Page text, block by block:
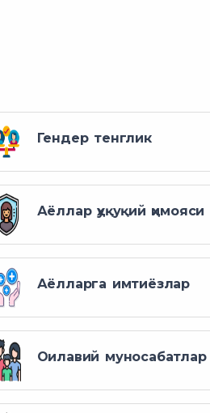
Гендер тенглик
Аёллар ҳуқуқий ҳимояси
Аёлларга имтиёзлар
Оилавий муносабатлар